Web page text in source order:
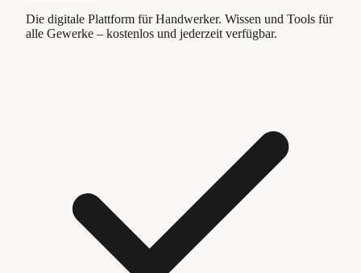
Die digitale Plattform für Handwerker. Wissen und Tools für
alle Gewerke – kostenlos und jederzeit verfügbar.